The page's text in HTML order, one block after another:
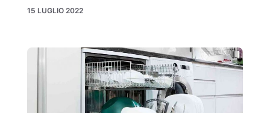
15 LUGLIO 2022